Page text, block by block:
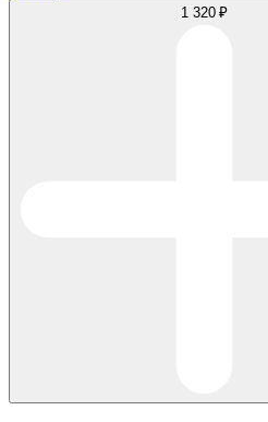
1 320 ₽